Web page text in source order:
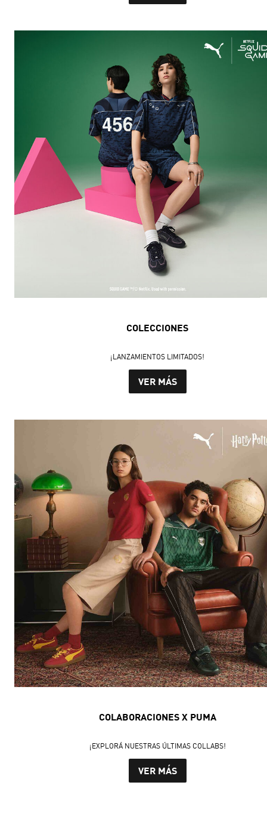
COLECCIONES
¡LANZAMIENTOS LIMITADOS!
VER MÁS
COLABORACIONES X PUMA
¡EXPLORÁ NUESTRAS ÚLTIMAS COLLABS!
VER MÁS